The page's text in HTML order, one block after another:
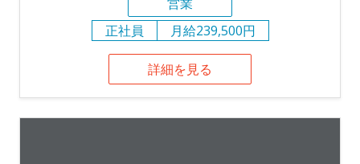
正社員
月給239,500円
詳細を見る